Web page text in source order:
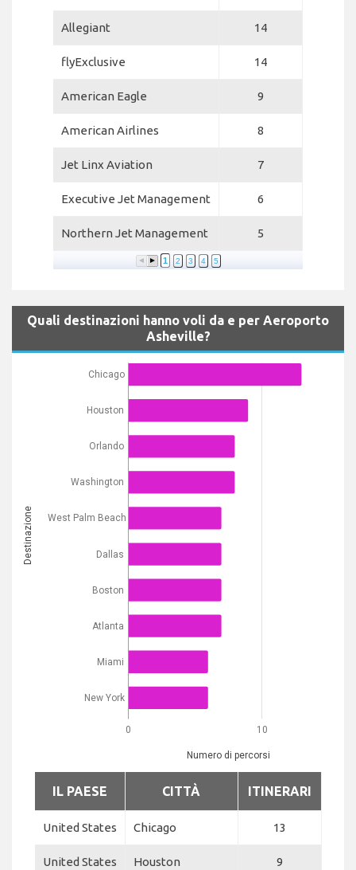
Allegiant 14
flyExclusive 14
American Eagle 9
American Airlines 8
Jet Linx Aviation 7
Executive Jet Management 6
Northern Jet Management 5
1 2 3 4 5
Quali destinazioni hanno voli da e per Aeroporto
Asheville?
0 10
Numero di percorsi
Chicago
Houston
Orlando
Washington
West Palm Beach
Dallas
Boston
Atlanta
Miami
New York
Destinazione
IL PAESE CITTÀ ITINERARI
United States Chicago 13
United States Houston 9